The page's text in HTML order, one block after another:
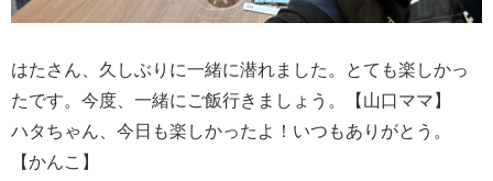
はたさん、久しぶりに一緒に潜れました。とても楽しかっ
たです。今度、一緒にご飯行きましょう。【山口ママ】
ハタちゃん、今日も楽しかったよ！いつもありがとう。
【かんこ】